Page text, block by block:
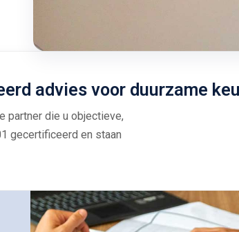
advies voor duurzame
partner die u objectieve,
gecertificeerd en staan